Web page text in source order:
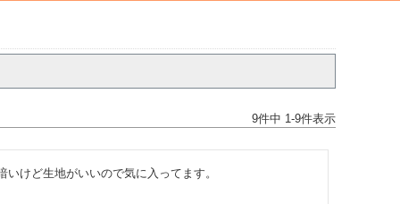
9件中 1 -9件表示
けど生地がいいので気に入ってます。